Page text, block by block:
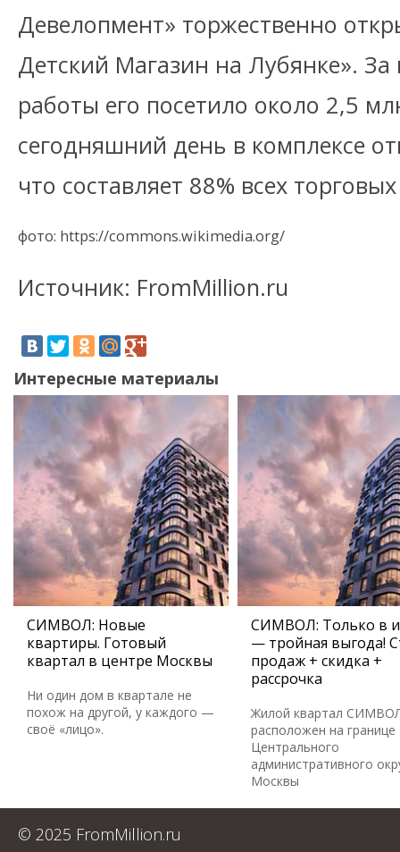
Девелопмент» торжественно
Детский Магазин на Лубянке».
работы его посетило около 2,5
сегодняшний день в комплексе
что составляет 88% всех
фото: https://commons.wikimedia.org/
Источник: FromMillion.ru
Интересные материалы
СИМВОЛ: Новые
квартиры. Готовый
квартал в центре Москвы
Ни один дом в квартале не
похож на другой, у каждого —
своё «лицо».
СИМВОЛ: Только в
— тройная выгода!
продаж + скидка +
рассрочка
Жилой квартал
расположен на границе
Центрального
административного
Москвы
© 2025 FromMillion.ru